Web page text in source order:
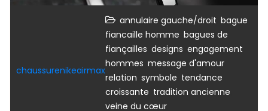
chaussurenikeairmax
annulaire gauche/droit bague
fiancaille homme bagues de
fiançailles designs engagement
hommes message d'amour
relation symbole tendance
croissante tradition ancienne
veine du cœur